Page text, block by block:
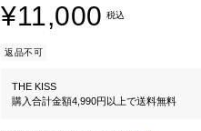
¥11,000 税込
返品不可
THE KISS
購入合計金額4,990円以上で送料無料